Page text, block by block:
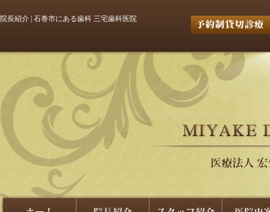
院長紹介 | 石巻市にある歯科 三宅歯科医院